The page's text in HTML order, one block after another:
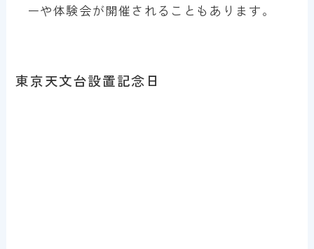
ーや体験会が開催されることもあります。
東京天文台設置記念日